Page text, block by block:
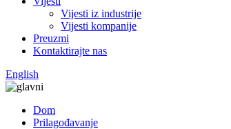
Vijesti iz industrije
Vijesti kompanije
Preuzmi
Kontaktirajte nas
English
Dom
Prilagođavanje